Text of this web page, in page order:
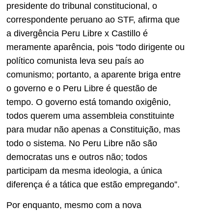
presidente do tribunal constitucional, o
correspondente peruano ao STF, afirma que
a divergência Peru Libre x Castillo é
meramente aparência, pois “todo dirigente ou
político comunista leva seu país ao
comunismo; portanto, a aparente briga entre
o governo e o Peru Libre é questão de
tempo. O governo está tomando oxigênio,
todos querem uma assembleia constituinte
para mudar não apenas a Constituição, mas
todo o sistema. No Peru Libre não são
democratas uns e outros não; todos
participam da mesma ideologia, a única
diferença é a tática que estão empregando”.
Por enquanto, mesmo com a nova